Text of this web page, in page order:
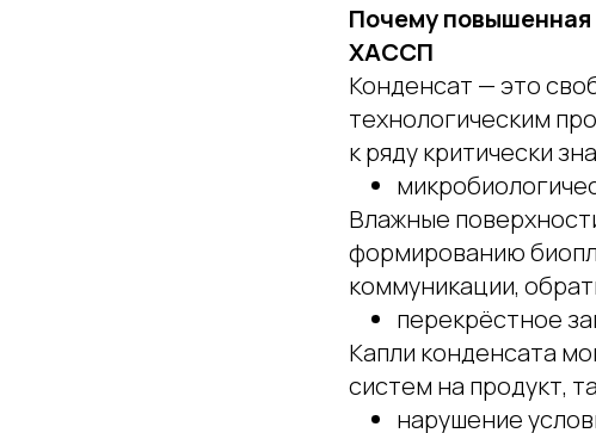
Почему повышенная
ХАССП
Конденсат — это
технологическим
к ряду критически
Влажные
формированию
коммуникации,
перекрёстное
Капли конденсата
систем на продукт,
нарушение